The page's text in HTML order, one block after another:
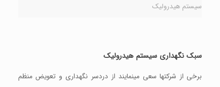
سيستم هيدروليک
سبک نگهداری سيستم هیدرولیک
برخی از شرکتها سعی مینمایند از دردسر نگهداری و تعویض منظم